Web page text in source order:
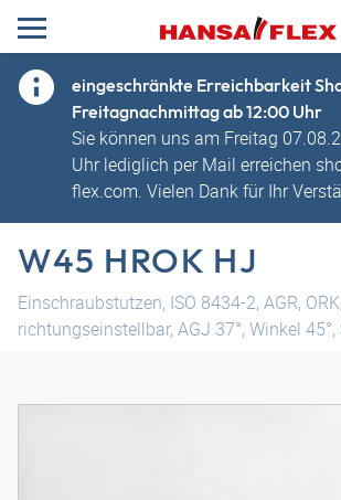
eingeschränkte Erreichbarkeit
Freitagnachmittag ab 12:00 Uhr
Sie können uns am Freitag
Uhr lediglich per Mail erreichen
flex.com. Vielen Dank für Ihr
W45 HROK HJ
Einschraubstutzen, ISO 8434-2, AGR,
richtungseinstellbar, AGJ 37°, Winkel 45°,